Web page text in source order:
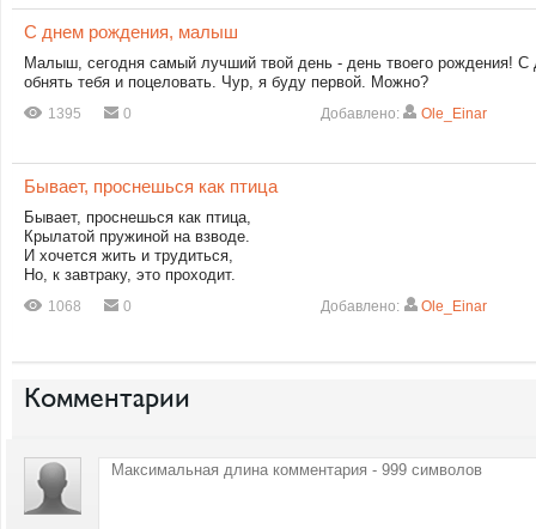
С днем рождения, малыш
Малыш, сегодня самый лучший твой день - день твоего рождения!
обнять тебя и поцеловать. Чур, я буду первой. Можно?
1395 0 Добавлено: Ole_Einar
Бывает, проснешься как птица
Бывает, проснешься как птица,
Крылатой пружиной на взводе.
И хочется жить и трудиться,
Но, к завтраку, это проходит.
1068 0 Добавлено: Ole_Einar
Комментарии